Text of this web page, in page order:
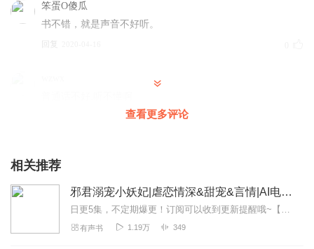
笨蛋O傻瓜
书不错，就是声音不好听。
回复
这么好看的书 为什么播音那么是……
2022-10-19
查看更多评论
相关推荐
邪君溺宠小妖妃|虐恋情深&甜宠&言情|AI电子书
日更5集，不定期爆更！订阅可以收到更新提醒哦~【内容简介】：我那时年幼初动情，风里来雨里去为他可生可死，与皇上做交易入宫初为奴。我那时不知你喜欢我，只以为那一夜...
有声书 1.19万 349